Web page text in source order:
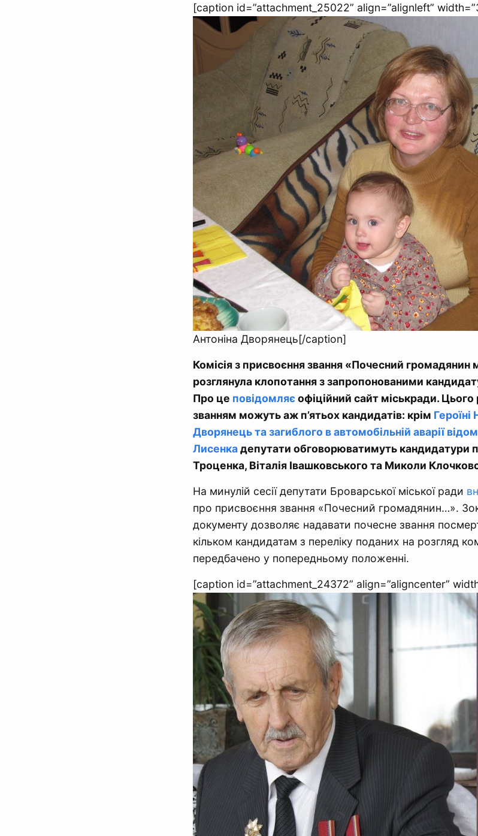
[caption id=”attachment_25022” align=”alignleft”
Антоніна Дворянець[/caption]
Комісія з присвоєння звання «Почесний громадянин
розглянула клопотання з запропонованими
Про це повідомляєофіційний сайт міськради.
званням можуть аж п’ятьох кандидатів: крім Героїні
Дворянець та загиблого в автомобільній аварії
Лисенкадепутати обговорюватимуть кандидатури
Троценка, Віталія Івашковського та Миколи
На минулій сесії депутати Броварської міської ради
про присвоєння звання «Почесний громадянин…».
документу дозволяє надавати почесне звання
кільком кандидатам з переліку поданих на розгляд
передбачено у попередньому положенні.
[caption id=”attachment_24372” align=”aligncenter”